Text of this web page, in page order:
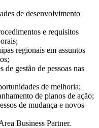
de desenvolvimento
e requisitos
regionais em assuntos
gestão de pessoas nas
de melhoria;
de planos de ação;
de mudança e novos
Business Partner.